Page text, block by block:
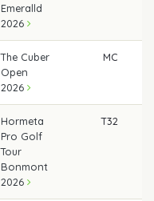
Emeralld
2026
The Cuber
Open
2026
MC
Hormeta
Pro Golf
Tour
Bonmont
2026
T32